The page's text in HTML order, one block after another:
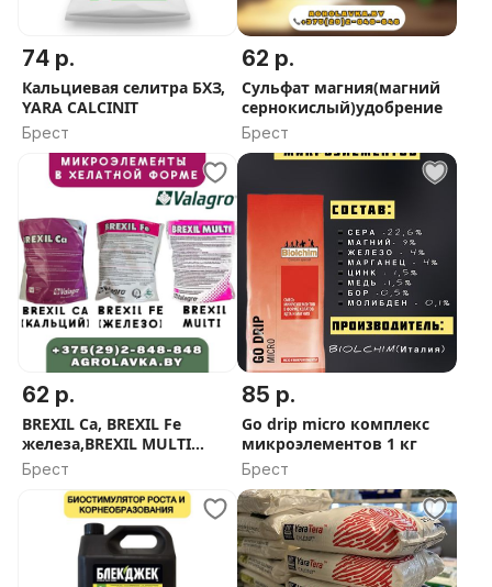
74 р.
Кальциевая селитра БХЗ,
YARA CALCINIT
Брест
62 р.
Сульфат магния(магний
сернокислый)удобрение
Брест
62 р.
BREXIL Ca, BREXIL Fe
железа,BREXIL MULTI
(микроэлементы)
Брест
85 р.
Go drip micro комплекс
микроэлементов 1 кг
Брест